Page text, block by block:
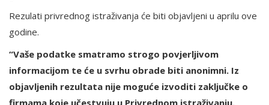
Rezulati privrednog istraživanja će biti objavljeni u aprilu ove
godine.
“Vaše podatke smatramo strogo povjerljivom
informacijom te će u svrhu obrade biti anonimni. Iz
objavljenih rezultata nije moguće izvoditi zaključke o
firmama koje učestvuju u Privrednom istraživanju.